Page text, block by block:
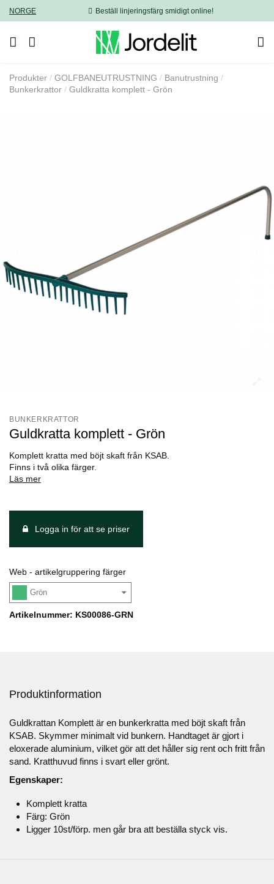
NORGE Beställ linjeringsfärg smidigt online!
Produkter GOLFBANEUTRUSTNING
Banutrustning
Bunkerkrattor
Guldkratta komplett - Grön
BUNKERKRATTOR
Guldkratta komplett - Grön
Komplett kratta med böjt skaft från KSAB.
Finns i två olika färger.
Läs mer
Logga in för att se priser
Web - artikelgruppering färger
Grön
Artikelnummer: KS00086-GRN
Produktinformation
Guldkrattan Komplett är en bunkerkratta med böjt skaft från
KSAB. Skymmer minimalt vid bunkern. Handtaget är gjort i
eloxerade aluminium, vilket gör att det håller sig rent och fritt från
sand. Kratthuvud finns i svart eller grönt.
Egenskaper:
Komplett kratta
Färg: Grön
Ligger 10st/förp. men går bra att beställa styck vis.